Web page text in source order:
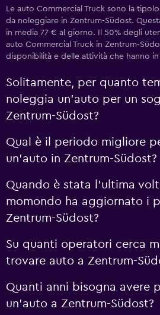
Le auto Commercial Truck sono la
da noleggiare in Zentrum-Südost.
in media 77 € al giorno. Il 50% degli
auto Commercial Truck in Zentrum-
disponibilità e delle attività che hanno
Solitamente, per quanto
noleggia un'auto per un
Zentrum-Südost?
Qual è il periodo migliore
un'auto in Zentrum-Südost?
Quando è stata l'ultima
momondo ha aggiornato i
Zentrum-Südost?
Su quanti operatori cerca
trovare auto a Zentrum-
Quanti anni bisogna avere
un'auto a Zentrum-Südost?